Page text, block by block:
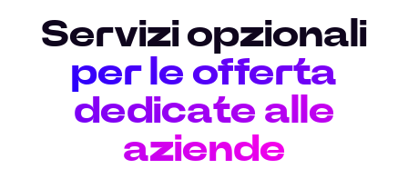
Servizi opzionali
per le offerta
dedicate alle
aziende